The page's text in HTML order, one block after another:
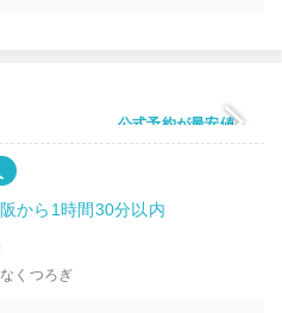
公式予約が最安値
から1時間30分以内
くつろぎ